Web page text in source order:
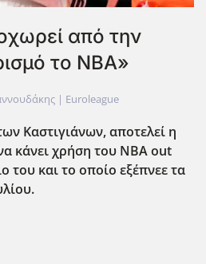
από την
το ΝΒΑ»
| Euroleague
Καστιγιάνων, αποτελεί η
κάνει χρήση του ΝΒΑ out
του και το οποίο εξέπνεε τα